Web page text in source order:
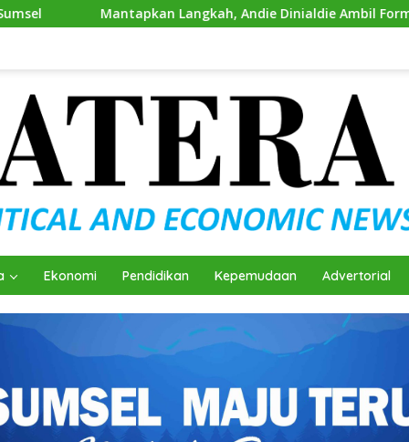
Langkah, Andie Dinialdie Ambil Formulir Pendaftaran
Ekonomi Pendidikan Kepemudaan Advertorial